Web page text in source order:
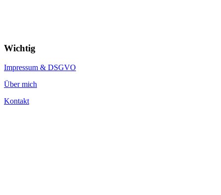
Wichtig
Impressum & DSGVO
Über mich
Kontakt